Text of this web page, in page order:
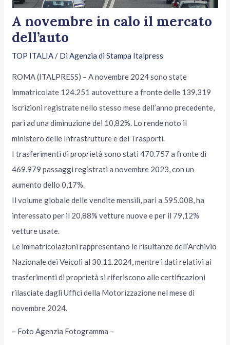
A novembre in calo il mercato
dell’auto
TOP ITALIA/ DiAgenzia di Stampa Italpress
ROMA (ITALPRESS) – A novembre 2024 sono state
immatricolate 124.251 autovetture a fronte delle 139.319
iscrizioni registrate nello stesso mese dell’anno precedente,
pari ad una diminuzione del 10,82%. Lo rende noto il
ministero delle Infrastrutture e dei Trasporti.
I trasferimenti di proprietà sono stati 470.757 a fronte di
469.979 passaggi registrati a novembre 2023, con un
aumento dello 0,17%.
Il volume globale delle vendite mensili, pari a 595.008, ha
interessato per il 20,88% vetture nuove e per il 79,12%
vetture usate.
Le immatricolazioni rappresentano le risultanze dell’Archivio
Nazionale dei Veicoli al 30.11.2024, mentre i dati relativi ai
trasferimenti di proprietà si riferiscono alle certificazioni
rilasciate dagli Uffici della Motorizzazione nel mese di
novembre 2024.
– Foto Agenzia Fotogramma –